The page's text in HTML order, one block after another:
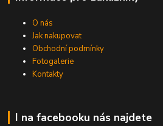
O nás
Jak nakupovat
Obchodní podmínky
Fotogalerie
Kontakty
I na facebooku nás najdete